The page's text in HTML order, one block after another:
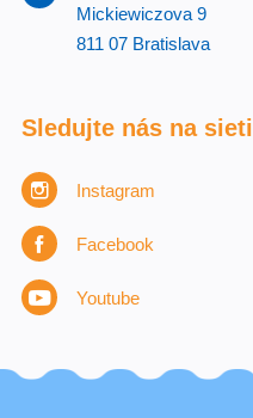
Mickiewiczova 9
811 07 Bratislava
Sledujte nás na sieti
Instagram
Facebook
Youtube